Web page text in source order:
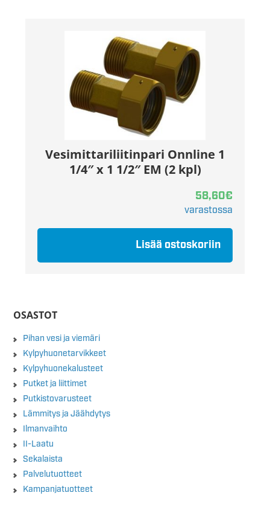
Vesimittariliitinpari Onnline 1
1/4″ x 1 1/2″ EM (2 kpl)
58,60€
varastossa
Lisää ostoskoriin
OSASTOT
Pihan vesi ja viemäri
Kylpyhuonetarvikkeet
Kylpyhuonekalusteet
Putket ja liittimet
Putkistovarusteet
Lämmitys ja Jäähdytys
Ilmanvaihto
II-Laatu
Sekalaista
Palvelutuotteet
Kampanjatuotteet